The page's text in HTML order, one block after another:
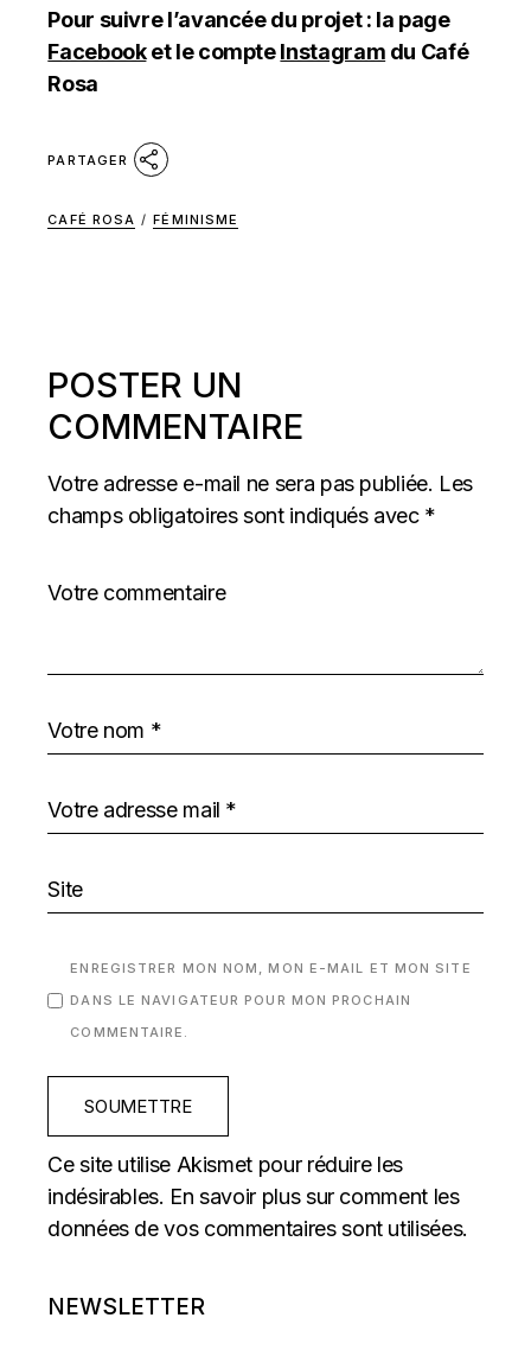
Pour suivre l’avancée du projet : la page
Facebooket le compteInstagram du Café
Rosa
PARTAGER
CAFÉ ROSA / FÉMINISME
POSTER UN
COMMENTAIRE
Votre adresse e-mail ne sera pas publiée. Les
champs obligatoires sont indiqués avec *
ENREGISTRER MON NOM, MON E-MAIL ET MON SITE
DANS LE NAVIGATEUR POUR MON PROCHAIN
COMMENTAIRE.
SOUMETTRE
Ce site utilise Akismet pour réduire les
indésirables. En savoir plus sur comment les
données de vos commentaires sont utilisées.
NEWSLETTER